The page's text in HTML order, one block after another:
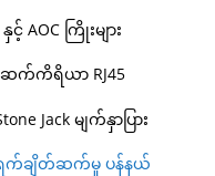
နှင့် AOC ကြိုးများ
က်ကိရိယာ RJ45
Jack မျက်နှာပြား
က်ချိတ်ဆက်မှု ပန်နယ်